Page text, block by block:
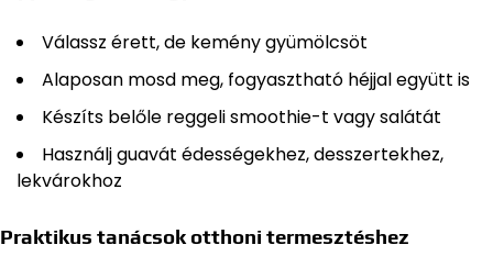
Válassz érett, de kemény gyümölcsöt
Alaposan mosd meg, fogyasztható héjjal együtt is
Készíts belőle reggeli smoothie-t vagy salátát
Használj guavát édességekhez, desszertekhez,
lekvárokhoz
Praktikus tanácsok otthoni termesztéshez